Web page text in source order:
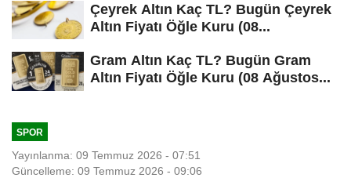
Çeyrek Altın Kaç TL? Bugün Çeyrek
Altın Fiyatı Öğle Kuru (08...
Gram Altın Kaç TL? Bugün Gram
Altın Fiyatı Öğle Kuru (08 Ağustos...
SPOR
Yayınlanma: 09 Temmuz 2026 - 07:51
Güncelleme: 09 Temmuz 2026 - 09:06